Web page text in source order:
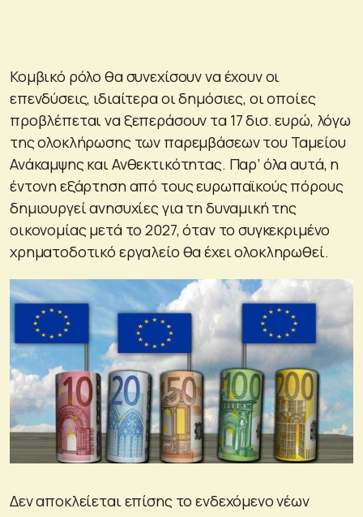
Κομβικό ρόλο θα συνεχίσουν να έχουν οι
επενδύσεις, ιδιαίτερα οι δημόσιες, οι οποίες
προβλέπεται να ξεπεράσουν τα 17 δισ. ευρώ, λόγω
της ολοκλήρωσης των παρεμβάσεων του Ταμείου
Ανάκαμψης και Ανθεκτικότητας. Παρ’ όλα αυτά, η
έντονη εξάρτηση από τους ευρωπαϊκούς πόρους
δημιουργεί ανησυχίες για τη δυναμική της
οικονομίας μετά το 2027, όταν το συγκεκριμένο
χρηματοδοτικό εργαλείο θα έχει ολοκληρωθεί.
Δεν αποκλείεται επίσης το ενδεχόμενο νέων